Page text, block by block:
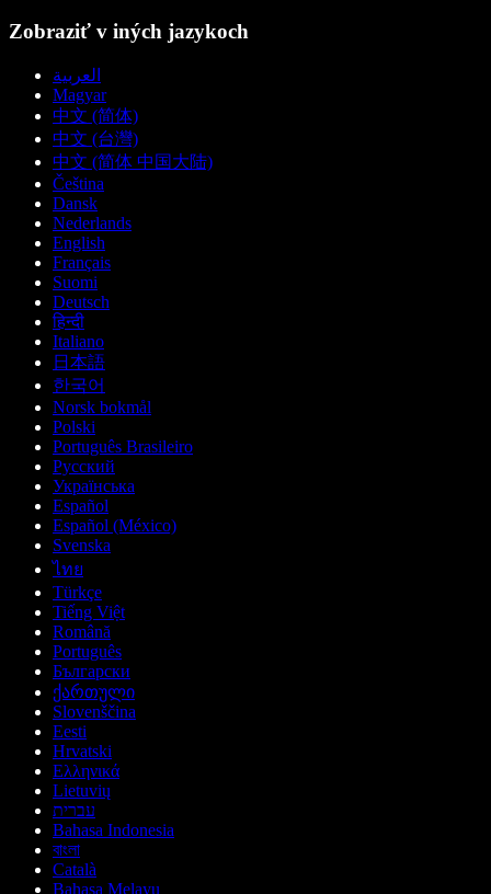
Zobraziť v iných jazykoch
العربية
Magyar
中文 (简体)
中文 (台灣)
中文 (简体 中国大陆)
Čeština
Dansk
Nederlands
English
Français
Suomi
Deutsch
हिन्दी
Italiano
日本語
한국어
Norsk bokmål
Polski
Português Brasileiro
Русский
Українська
Español
Español (México)
Svenska
ไทย
Türkçe
Tiếng Việt
Română
Português
Български
ქართული
Slovenščina
Eesti
Hrvatski
Ελληνικά
Lietuvių
עברית
Bahasa Indonesia
বাংলা
Català
Bahasa Melayu